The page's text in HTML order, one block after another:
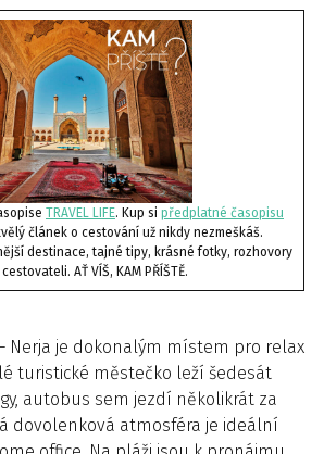
TRAVEL LIFE. Kup si předplatné časopisu
článek o cestování už nikdy nezmeškáš.
destinace, tajné tipy, krásné fotky, rozhovory
AŤ VÍŠ, KAM PŘÍŠTĚ.
Nerja je dokonalým místem pro relax
turistické městečko leží šedesát
autobus sem jezdí několikrát za
dovolenková atmosféra je ideální